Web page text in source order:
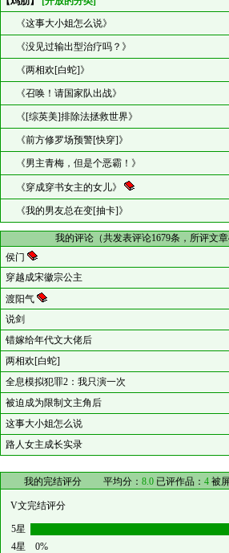
《这事大小姐怎么说》
《没见过输出型治疗吗？》
《两相欢[白蛇]》
《召唤！请国家队出战》
《[综英美]排除法拯救世界》
《前方修罗场预警[快穿]》
《男主青梅，但是个恶霸！》
《穿成穿书女主的女儿》
《我的男友总在变[抽卡]》
我的评论（共发表评论1679条，所评文章
侯门
穿越成宋徽宗公主
渡阳气
说剑
错嫁给年代文大佬后
两相欢[白蛇]
全息模拟犯罪2：我只演一次
被迫成为限制文主角后
这事大小姐怎么说
路人女主成长实录
我的完结评分 平均分： 8.0 已评作品： 4 被
V文完结评分
5星
4星
0%